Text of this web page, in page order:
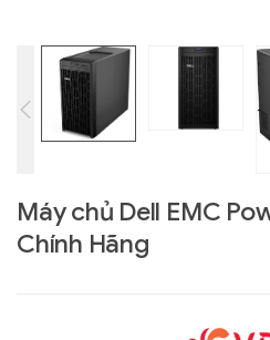
Máy chủ Dell EMC
Chính Hãng